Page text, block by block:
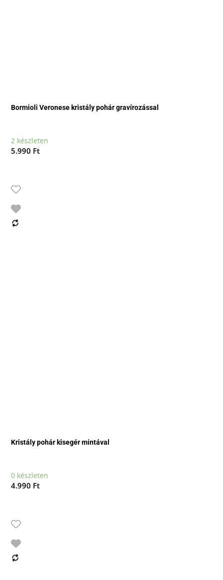
Bormioli Veronese kristály pohár gravírozással
2 készleten
5.990 Ft
Kristály pohár kisegér mintával
0 készleten
4.990 Ft